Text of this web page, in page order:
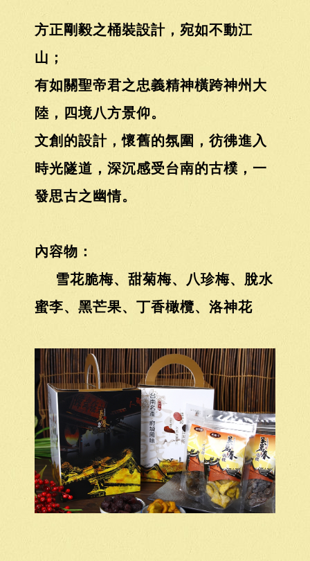
方正剛毅之桶裝設計，宛如不動江
山；
有如關聖帝君之忠義精神橫跨神州大
陸，四境八方景仰。
文創的設計，懷舊的氛圍，彷彿進入
時光隧道，深沉感受台南的古樸，一
發思古之幽情。
內容物：
雪花脆梅、甜菊梅、八珍梅、脫水
蜜李、黑芒果、丁香橄欖、洛神花